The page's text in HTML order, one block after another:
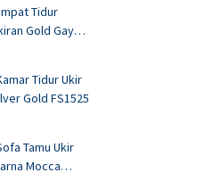
Tidur
Gold Gaya
Tidur Ukir
Gold FS1525
Tamu Ukir
Mocca